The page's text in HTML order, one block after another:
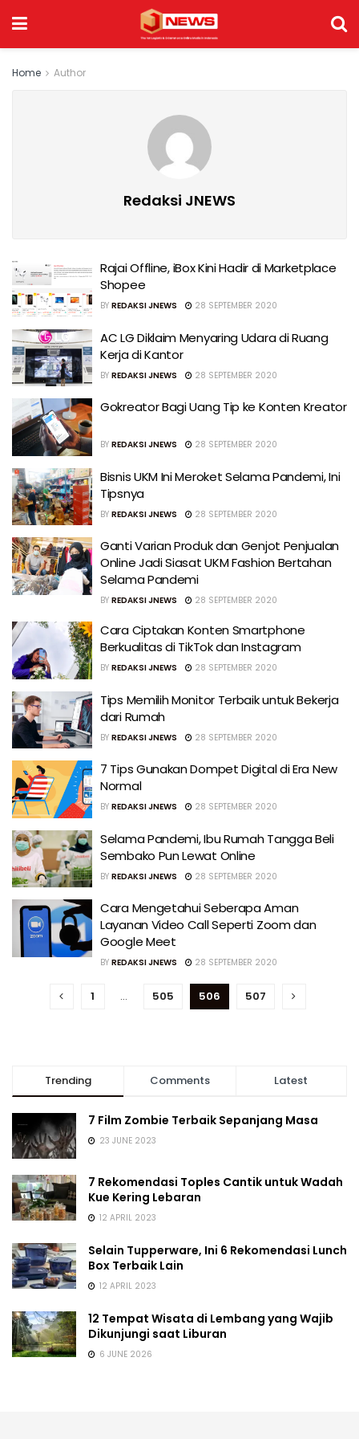
Home Author
Redaksi JNEWS
Rajai Offline, iBox Kini Hadir di Marketplace
Shopee
BY REDAKSI JNEWS 28 SEPTEMBER 2020
AC LG Diklaim Menyaring Udara di Ruang
Kerja di Kantor
BY REDAKSI JNEWS 28 SEPTEMBER 2020
Gokreator Bagi Uang Tip ke Konten Kreator
BY REDAKSI JNEWS 28 SEPTEMBER 2020
Bisnis UKM Ini Meroket Selama Pandemi, Ini
Tipsnya
BY REDAKSI JNEWS 28 SEPTEMBER 2020
Ganti Varian Produk dan Genjot Penjualan
Online Jadi Siasat UKM Fashion Bertahan
Selama Pandemi
BY REDAKSI JNEWS 28 SEPTEMBER 2020
Cara Ciptakan Konten Smartphone
Berkualitas di TikTok dan Instagram
BY REDAKSI JNEWS 28 SEPTEMBER 2020
Tips Memilih Monitor Terbaik untuk Bekerja
dari Rumah
BY REDAKSI JNEWS 28 SEPTEMBER 2020
7 Tips Gunakan Dompet Digital di Era New
Normal
BY REDAKSI JNEWS 28 SEPTEMBER 2020
Selama Pandemi, Ibu Rumah Tangga Beli
Sembako Pun Lewat Online
BY REDAKSI JNEWS 28 SEPTEMBER 2020
Cara Mengetahui Seberapa Aman
Layanan Video Call Seperti Zoom dan
Google Meet
BY REDAKSI JNEWS 28 SEPTEMBER 2020
1 … 505 506 507
Trending Comments Latest
7 Film Zombie Terbaik Sepanjang Masa
23 JUNE 2023
7 Rekomendasi Toples Cantik untuk Wadah
Kue Kering Lebaran
12 APRIL 2023
Selain Tupperware, Ini 6 Rekomendasi Lunch
Box Terbaik Lain
12 APRIL 2023
12 Tempat Wisata di Lembang yang Wajib
Dikunjungi saat Liburan
6 JUNE 2026